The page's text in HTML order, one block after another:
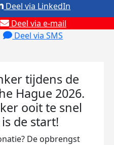
Deel via e-mail
Deel via SMS
Deel via LinkedIn
tijdens de
Hague 2026.
ooit te snel
de start!
De opbrengst